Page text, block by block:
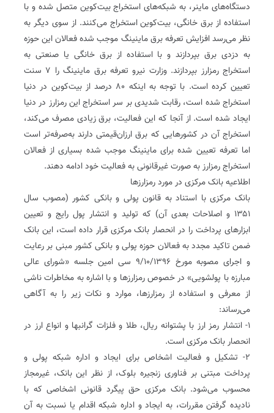
دستگاه‌های ماینر، به شبکه‌های استخراج بیت‌کوین متصل شده و با
استفاده از برق خانگی، بیت‌کوین استخراج می‌کنند. از سوی دیگر به
نظر می‌رسد افزایش تعرفه برق ماینینگ موجب شده فعالان این حوزه
به دزدی برق بپردازند و با استفاده از برق خانگی یا صنعتی به
استخراج رمزارز بپردازند. وزارت نیرو تعرفه برق ماینینگ را ۷ سنت
تعیین کرده است. با توجه به اینکه ۸۰ درصد از بیت‌کوین در دنیا
استخراج شده است، رقابت شدیدی بر سر استخراج این رمزارز در دنیا
ایجاد شده است. از آنجا که این فعالیت، برق زیادی مصرف می‌کند،
استخراج آن در کشورهایی که برق ارزان‌قیمتی دارند به‌صرفه‌تر است
اما تعرفه تعیین شده برای ماینینگ موجب شده بسیاری از فعالان
استخراج رمزارز به صورت غیرقانونی به فعالیت خود ادامه دهند.
اطلاعیه بانک مرکزی در مورد رمزارزها
بانک مرکزی با استناد به قانون پولی و بانکی کشور (مصوب سال
۱۳۵۱ و اصلاحات بعدی آن) که تولید و انتشار پول رایج و تعیین
ابزارهای پرداخت را در انحصار بانک مرکزی قرار داده است، این بانک
ضمن تاکید مجدد به فعالان حوزه پولی و بانکی کشور مبنی بر رعایت
و اجرای مصوبه مورخ ۹/۱۰/۱۳۹۶ سی امین جلسه «شورای عالی
مبارزه با پولشویی» در خصوص رمزارزها و با اشاره به مخاطرات ناشی
از معرفی و استفاده از رمزارزها، موارد و نکات زیر را به آگاهی
می‌رساند:
۱- انتشار رمز ارز با پشتوانه ریال، طلا و فلزات گرانبها و انواع ارز در
انحصار بانک مرکزی است.
۲- تشکیل و فعالیت اشخاص برای ایجاد و اداره شبکه پولی و
پرداخت مبتنی بر فناوری زنجیره بلوک، از نظر این بانک، غیرمجاز
محسوب می‌شود. بانک مرکزی حق پیگرد قانونی اشخاصی که با
نادیده گرفتن مقررات، به ایجاد و اداره شبکه اقدام یا نسبت به آن